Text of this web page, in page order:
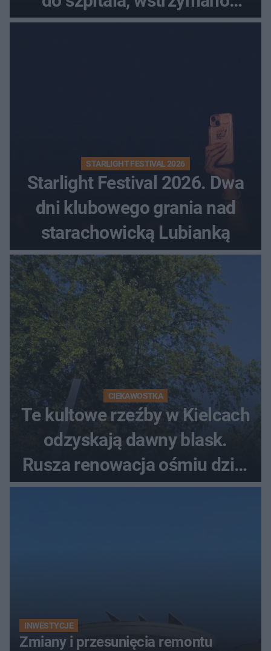
przyjęcia
STARLIGHT FESTIVAL 2026
Starlight Festival 2026. Dwa
dni klubowego grania nad
starachowicką Lubianką
CIEKAWOSTKA
Te kultowe rzeźby w Kielcach
odzyskają dawny blask.
Rusza renowacja ośmiu dzieł
z lat 70.
INWESTYCJE
Zmiany i przesunięcia remontu